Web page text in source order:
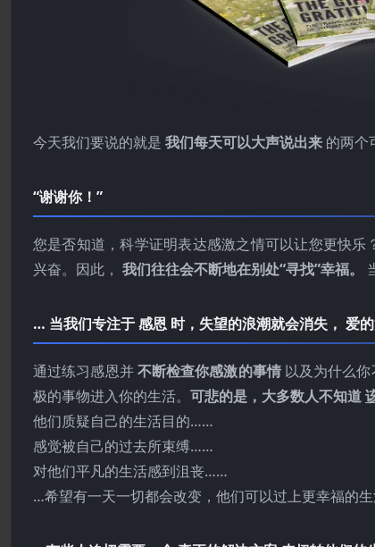
今天我们要说的就是 我们每天可以大声说出来 的两个
“谢谢你！”
您是否知道，科学证明表达感激之情可以让您更快乐
兴奋。因此， 我们往往会不断地在别处“寻找”幸福。
… 当我们专注于 感恩 时，失望的浪潮就会消失， 爱的
通过练习感恩并不断检查你感激的事情 以及为什么
极的事物进入你的生活。 可悲的是，大多数人不知道
他们质疑自己的生活目的……
感觉被自己的过去所束缚……
对他们平凡的生活感到沮丧……
…希望有一天一切都会改变，他们可以过上更幸福的生